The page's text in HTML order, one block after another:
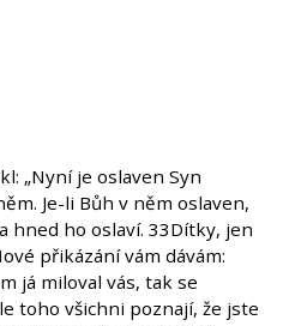
„Nyní je oslaven Syn
Je-li Bůh v něm oslaven,
hned ho oslaví. 33Dítky, jen
přikázání vám dávám:
já miloval vás, tak se
toho všichni poznají, že jste